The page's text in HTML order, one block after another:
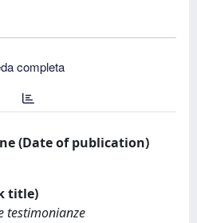
completa
(Date of publication)
title)
testimonianze